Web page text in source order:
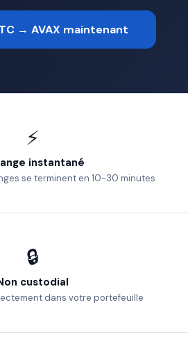
→ AVAX maintenant
⚡
instantané
se terminent en 10-30 minutes
🔒
custodial
dans votre portefeuille